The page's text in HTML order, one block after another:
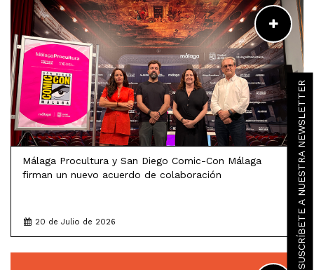
SUSCRÍBETE A NUESTRA NEWSLETTER
Málaga Procultura y San Diego Comic-Con Málaga
firman un nuevo acuerdo de colaboración
20 de Julio de 2026
LEER MÁS